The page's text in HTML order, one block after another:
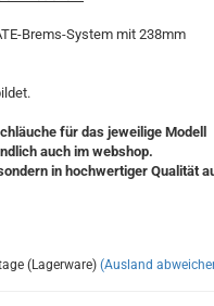
Brems-System mit 238mm
für das jeweilige Modell
auch im webshop.
in hochwertiger Qualität
(Lagerware) (Ausland